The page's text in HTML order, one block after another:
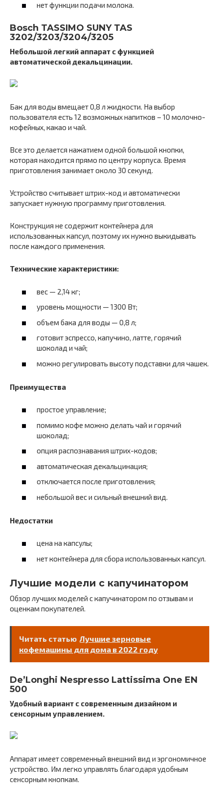
нет функции подачи молока.
Bosch TASSIMO SUNY TAS
3202/3203/3204/3205
Небольшой легкий аппарат с функцией
автоматической декальцинации.
Бак для воды вмещает 0,8 л жидкости. На выбор
пользователя есть 12 возможных напитков – 10 молочно-
кофейных, какао и чай.
Все это делается нажатием одной большой кнопки,
которая находится прямо по центру корпуса. Время
приготовления занимает около 30 секунд.
Устройство считывает штрих-код и автоматически
запускает нужную программу приготовления.
Конструкция не содержит контейнера для
использованных капсул, поэтому их нужно выкидывать
после каждого применения.
Технические характеристики:
вес — 2,14 кг;
уровень мощности — 1300 Вт;
объем бака для воды — 0,8 л;
готовит эспрессо, капучино, латте, горячий
шоколад и чай;
можно регулировать высоту подставки для чашек.
Преимущества
простое управление;
помимо кофе можно делать чай и горячий
шоколад;
опция распознавания штрих-кодов;
автоматическая декальцинация;
отключается после приготовления;
небольшой вес и сильный внешний вид.
Недостатки
цена на капсулы;
нет контейнера для сбора использованных капсул.
Лучшие модели с капучинатором
Обзор лучших моделей с капучинатором по отзывам и
оценкам покупателей.
Читать статью Лучшие зерновые
кофемашины для дома в 2022 году
De’Longhi Nespresso Lattissima One EN
500
Удобный вариант с современным дизайном и
сенсорным управлением.
Аппарат имеет современный внешний вид и эргономичное
устройство. Им легко управлять благодаря удобным
сенсорным кнопкам.